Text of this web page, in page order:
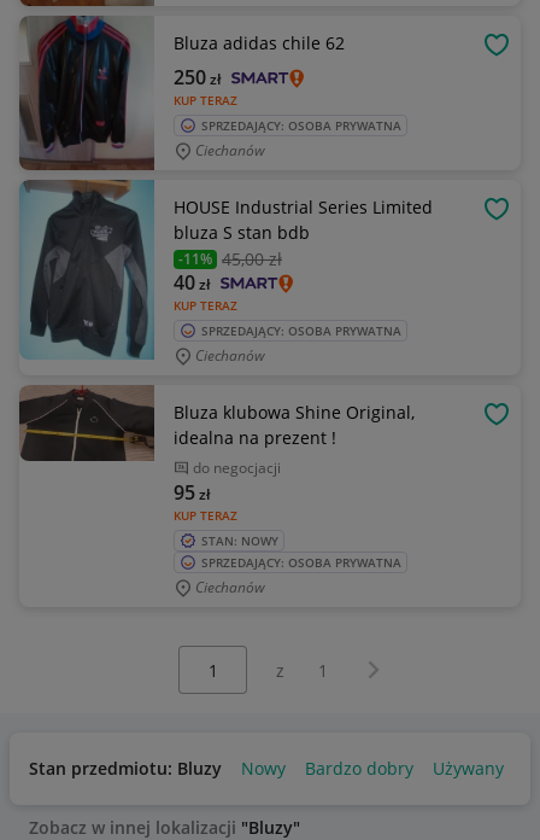
Bluza adidas chile 62
KUP TERAZ
250zł
SPRZEDAJĄCY: OSOBA PRYWATNA
Ciechanów
HOUSE Industrial Series Limited
bluza S stan bdb
-11% 45,00 zł
KUP TERAZ
40zł
SPRZEDAJĄCY: OSOBA PRYWATNA
Ciechanów
Bluza klubowa Shine Original,
idealna na prezent !
do negocjacji
KUP TERAZ
95zł
STAN: NOWY
SPRZEDAJĄCY: OSOBA PRYWATNA
Ciechanów
z 1 Następna strona
Stan przedmiotu: Bluzy Nowy Bardzo dobry Używany
Zobacz w innej lokalizacji "Bluzy"